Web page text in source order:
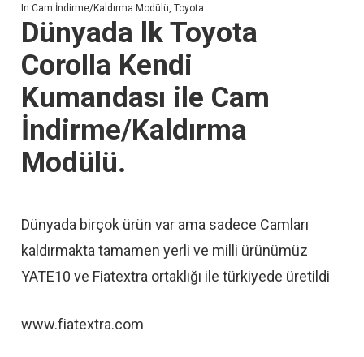
In Cam İndirme/Kaldırma Modülü, Toyota
Dünyada lk Toyota
Corolla Kendi
Kumandası ile Cam
İndirme/Kaldırma
Modülü.
Dünyada birçok ürün var ama sadece Camları
kaldırmakta tamamen yerli ve milli ürünümüz
YATE10 ve Fiatextra ortaklığı ile türkiyede üretildi
www.fiatextra.com